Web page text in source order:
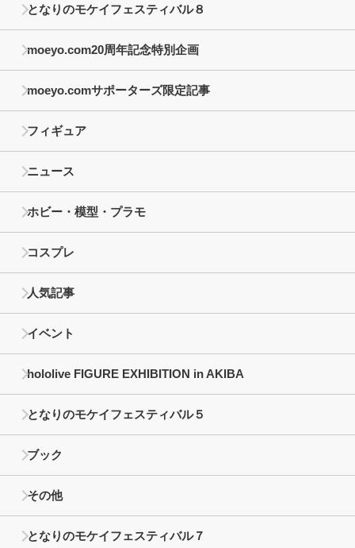
となりのモケイフェスティバル８
moeyo.com20周年記念特別企画
moeyo.comサポーターズ限定記事
フィギュア
ニュース
ホビー・模型・プラモ
コスプレ
人気記事
イベント
hololive FIGURE EXHIBITION in AKIBA
となりのモケイフェスティバル５
ブック
その他
となりのモケイフェスティバル７